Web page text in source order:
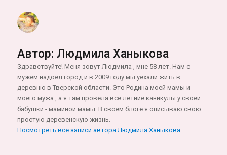
Автор: Людмила Ханыкова
Здравствуйте! Меня зовут Людмила , мне 58 лет. Нам с
мужем надоел город и в 2009 году мы уехали жить в
деревню в Тверской области. Это Родина моей мамы и
моего мужа , а я там провела все летние каникулы у своей
бабушки - маминой мамы. В своём блоге я описываю свою
простую деревенскую жизнь.
Посмотреть все записи автора Людмила Ханыкова